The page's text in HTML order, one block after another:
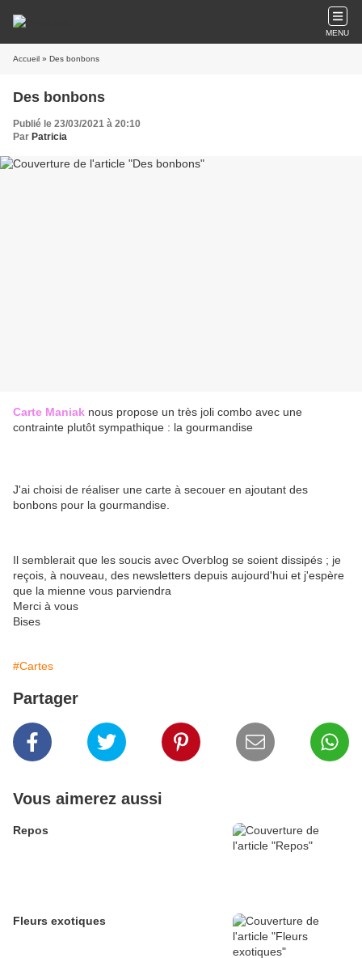
MENU
Accueil » Des bonbons
Des bonbons
Publié le 23/03/2021 à 20:10
Par Patricia
Carte Maniak nous propose un très joli combo avec une
contrainte plutôt sympathique : la gourmandise
J'ai choisi de réaliser une carte à secouer en ajoutant des
bonbons pour la gourmandise.
Il semblerait que les soucis avec Overblog se soient dissipés ; je
reçois, à nouveau, des newsletters depuis aujourd'hui et j'espère
que la mienne vous parviendra
Merci à vous
Bises
#Cartes
Partager
Vous aimerez aussi
Repos
Fleurs exotiques